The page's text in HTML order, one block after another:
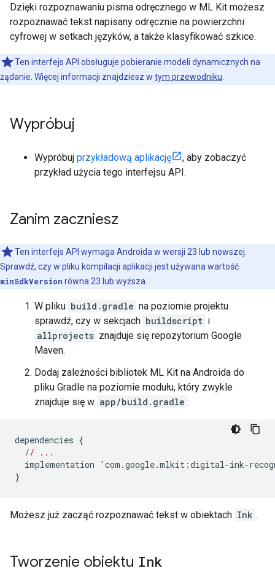
Dzięki rozpoznawaniu pisma odręcznego w ML Kit możesz
rozpoznawać tekst napisany odręcznie na powierzchni
cyfrowej w setkach języków, a także klasyfikować szkice.
Ten interfejs API obsługuje pobieranie modeli dynamicznych na
żądanie. Więcej informacji znajdziesz w tym przewodniku
Wypróbuj
Wypróbuj przykładową aplikację
, aby zobaczyć
przykład użycia tego interfejsu API.
Zanim zaczniesz
Ten interfejs API wymaga Androida w wersji 23 lub nowszej.
Sprawdź, czy w pliku kompilacji aplikacji jest używana wartość
minSdkVersion równa 23 lub wyższa.
W pliku build.gradle na poziomie projektu
sprawdź, czy w sekcjach buildscript i
allprojects znajduje się repozytorium Google
Maven.
Dodaj zależności bibliotek ML Kit na Androida do
pliku Gradle na poziomie modułu, który zwykle
znajduje się w app/build.gradle :
dependencies {
// ...
implementation
' com .google.mlkit :digital-ink-
}
Możesz już zacząć rozpoznawać tekst w obiektach Ink .
Tworzenie obiektu Ink